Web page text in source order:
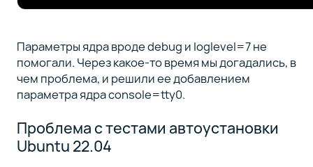
Параметры ядра вроде debug и loglevel=7 не
помогали. Через какое-то время мы догадались, в
чем проблема, и решили ее добавлением
параметра ядра console=tty0.
Проблема с тестами автоустановки
Ubuntu 22.04